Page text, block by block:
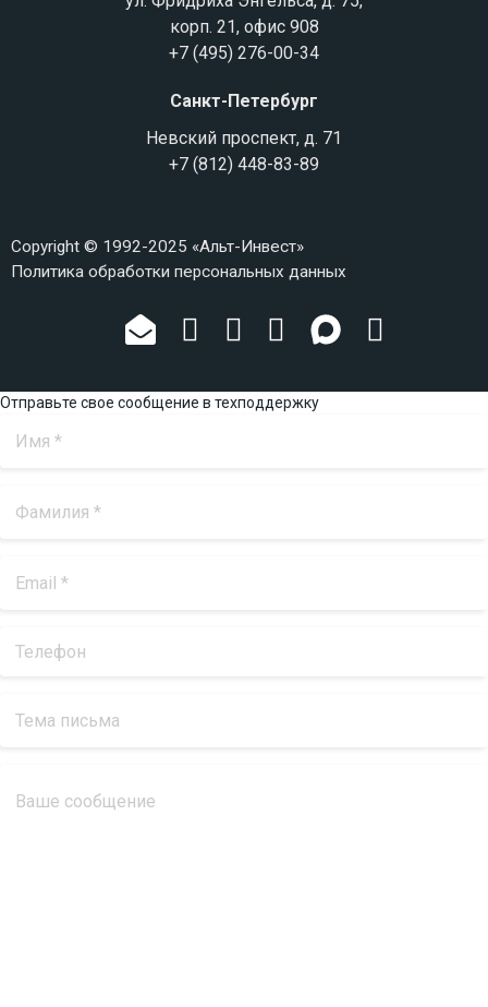
корп. 21, офис 908
+7 (495) 276-00-34
Санкт-Петербург
Невский проспект, д. 71
+7 (812) 448-83-89
Copyright © 1992-2025 «Альт-Инвест»
Политика обработки персональных данных
Отправьте свое сообщение в техподдержку